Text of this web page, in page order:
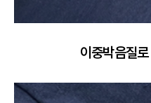
이중박음질